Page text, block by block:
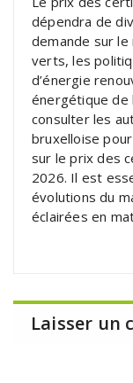
dépendra de
demande sur
verts, les
d’énergie
énergétique de
consulter les
bruxelloise
sur le prix des
2026. Il est
évolutions du
éclairées en
Laisser un